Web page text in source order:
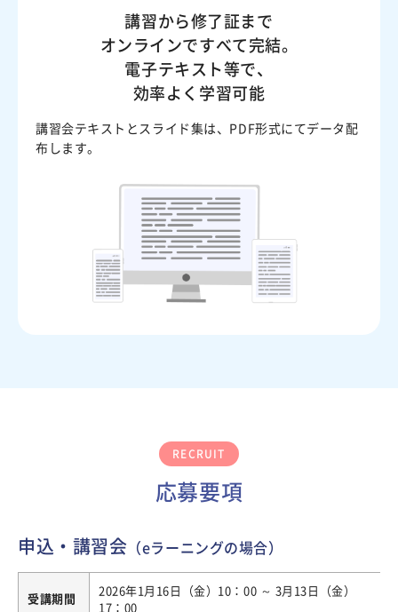
講習から修了証まで
オンラインですべて完結。
電子テキスト等で、
効率よく学習可能
講習会テキストとスライド集は、PDF形式にてデータ配
布します。
RECRUIT
応募要項
申込・講習会 （eラーニングの場合）
受講期間
2026年1月16日（金）10：00 ～ 3月13日（金）
17：00